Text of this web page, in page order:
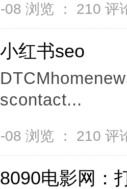
浏览 ： 210 评
小红书seo
scontact...
浏览 ： 210 评
8090电影网：